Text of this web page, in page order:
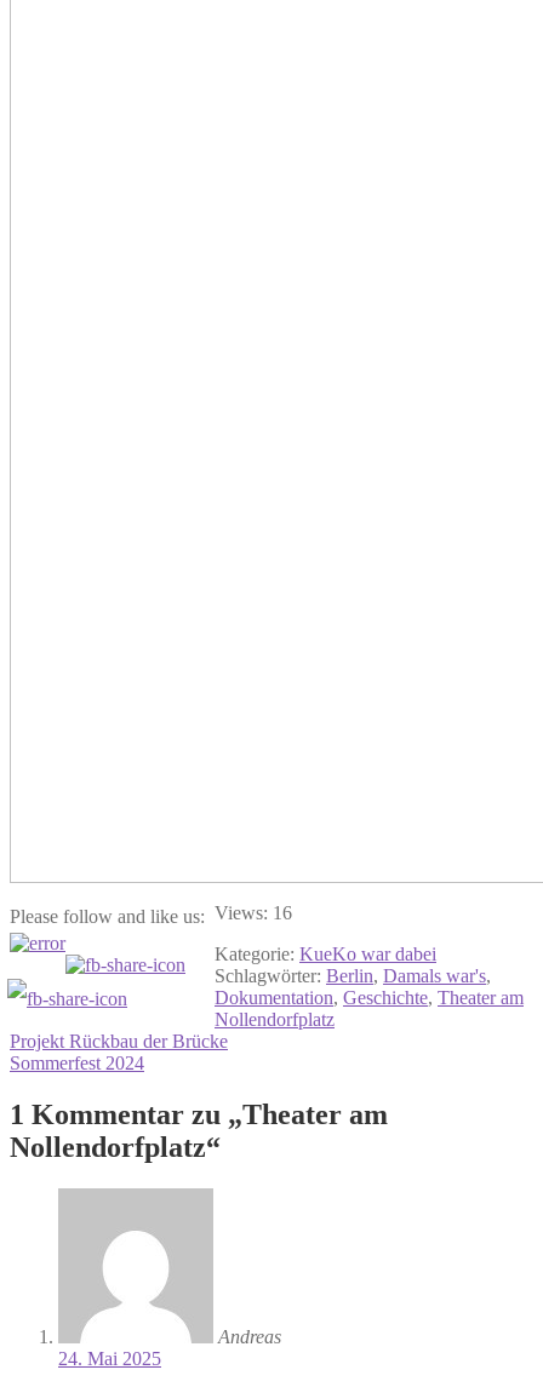
Please follow and like us: Views: 16
Kategorie: KueKo war dabei
Schlagwörter: Berlin, Damals war's,
Dokumentation, Geschichte, Theater am
Nollendorfplatz
Beitragsnavigation
Vorheriger
Beitrag:
Projekt Rückbau der Brücke
Nächster
Sommerfest 2024
1 Kommentar zu „Theater am
Nollendorfplatz“
Andreas
24. Mai 2025